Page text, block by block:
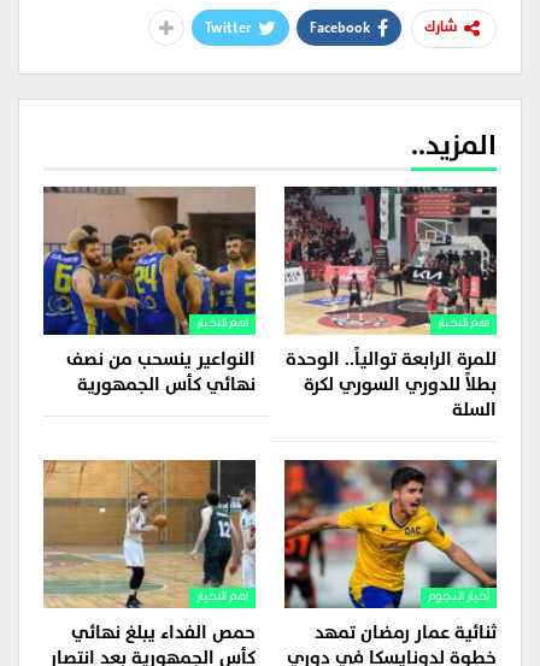
شارك Facebook
Twitter
المزيد..
اهم الاخبار
للمرة الرابعة توالياً.. الوحدة
بطلاً للدوري السوري لكرة
السلة
اهم الاخبار
النواعير ينسحب من نصف
نهائي كأس الجمهورية
أخبار النجوم
ثنائية عمار رمضان تمهد
خطوة لدونايسكا في دوري
اهم الاخبار
حمص الفداء يبلغ نهائي
كأس الجمهورية بعد انتصار